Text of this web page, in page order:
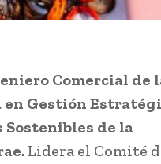
Comercial de
en Gestión
Sostenibles de la
Lidera el Comité